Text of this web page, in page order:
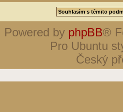
Powered by phpBB®
Pro Ubuntu
Český